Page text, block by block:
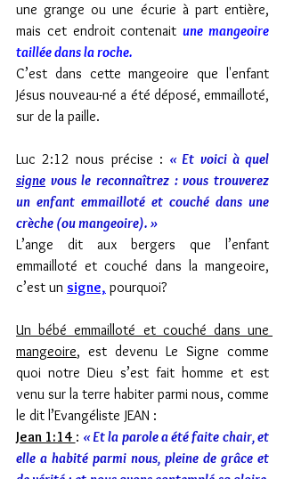
une grange ou une écurie à part entière,
mais cet endroit contenait une mangeoire
taillée dans la roche.
C’est dans cette mangeoire que l'enfant
Jésus nouveau-né a été déposé, emmailloté,
sur de la paille.
Luc 2:12 nous précise :
signe vous le reconnaîtrez : vous trouverez
un enfant emmailloté et couché dans une
crèche (ou mangeoire). »
L’ange dit aux bergers que l’enfant
emmailloté et couché dans la mangeoire,
c’est un signe, pourquoi?
Un bébé emmailloté et couché dans une
mangeoire, est devenu Le Signe comme
quoi notre Dieu s’est fait homme et est
venu sur la terre habiter parmi nous, comme
le dit l’Evangéliste JEAN :
Jean 1:14 : « Et la parole a été faite chair, et
elle a habité parmi nous, pleine de grâce et